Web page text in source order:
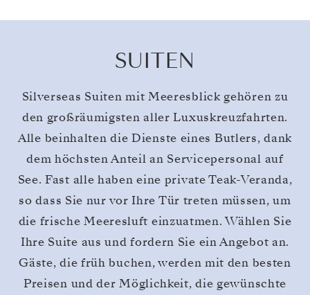
SUITEN
Silverseas Suiten mit Meeresblick gehören zu
den großräumigsten aller Luxuskreuzfahrten.
Alle beinhalten die Dienste eines Butlers, dank
dem höchsten Anteil an Servicepersonal auf
See. Fast alle haben eine private Teak-Veranda,
so dass Sie nur vor Ihre Tür treten müssen, um
die frische Meeresluft einzuatmen. Wählen Sie
Ihre Suite aus und fordern Sie ein Angebot an.
Gäste, die früh buchen, werden mit den besten
Preisen und der Möglichkeit, die gewünschte